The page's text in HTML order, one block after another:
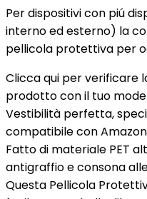
Per dispositivi con piú
interno ed esterno) la
pellicola protettiva per
Clicca qui per verificare
prodotto con il tuo
Vestibilità perfetta,
compatibile con
Fatto di materiale PET
antigraffio e consona
Questa Pellicola